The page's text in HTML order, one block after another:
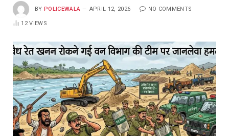
BY POLICEWALA APRIL 12, 2026 NO COMMENTS
12VIEWS